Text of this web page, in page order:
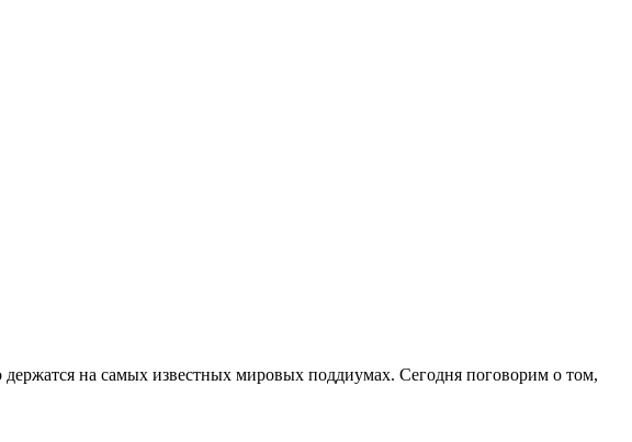
на самых известных мировых поддиумах. Сегодня поговорим о том,